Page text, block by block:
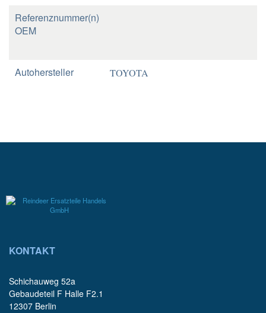
Referenznummer(n)
OEM
Autohersteller TOYOTA
KONTAKT
Schichauweg 52a
Gebaudeteil F Halle F2.1
12307 Berlin